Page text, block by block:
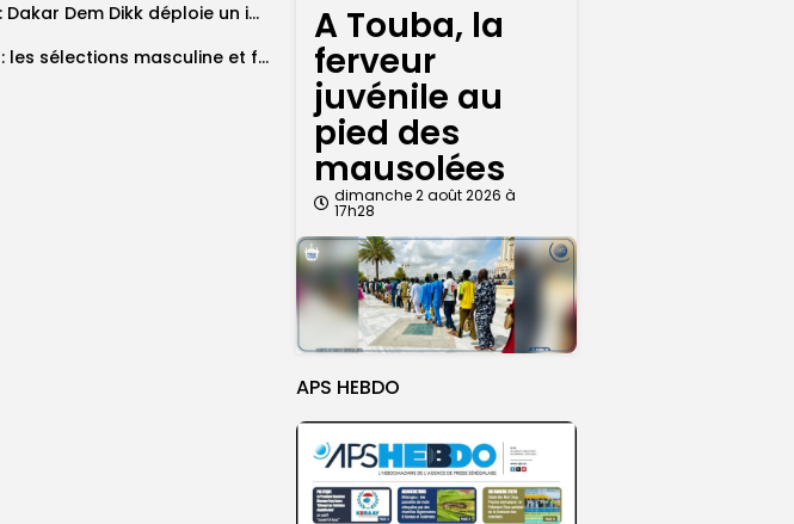
A Touba, la
ferveur
juvénile au
pied des
mausolées
dimanche 2 août 2026 à
17h28
APS HEBDO
Retour du Magal : Dakar Dem Dikk déploie un important dispositif pour...
‎Afrobasket U18 : les sélections masculine et féminine du Sénégal fixées sur...